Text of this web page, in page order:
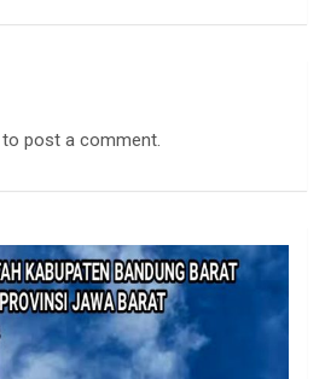
to post a comment.